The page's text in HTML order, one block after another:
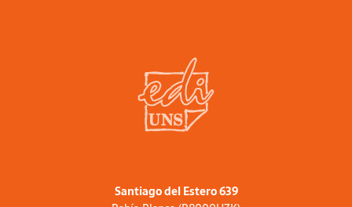
Santiago del Estero 639